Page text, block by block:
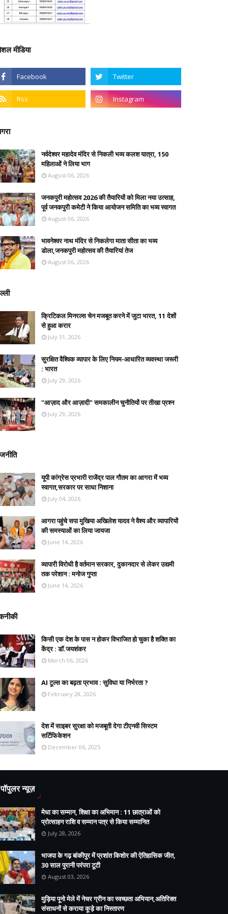
मीडिया
नर्वदेश्वर महादेव मंदिर से निकली भव्य कलश यात्रा, 150
महिलाओं ने लिया भाग
August 06, 2026
जनकपुरी महोत्सव 2026 की तैयारियों को मिला नया उत्साह,
पूर्व जनकपुरी कमेटी ने किया आयोजन समिति का भव्य स्वागत
August 06, 2026
भावनेश्वर नाथ मंदिर से निकलेगा माता सीता का भव्य
डोला,जनकपुरी महोत्सव की तैयारियां तेज
August 06, 2026
क्रिटिकल मिनरल्स चेन मजबूत करने में जुटा भारत, 11 देशों
से हुआ करार
July 31, 2026
सुरक्षित वैश्विक व्यापार के लिए नियम-आधारित व्यवस्था जरूरी
: भारत
July 29, 2026
"आज़ाद और आज़ादी" समकालीन चुनौतियों पर तीखा प्रश्न
July 29, 2026
यूपी कांग्रेस प्रभारी राजेंद्र पाल गौतम का आगरा में भव्य
स्वागत,सरकार पर साधा निशाना
July 04, 2026
आगरा पहुंचे सपा मुखिया अखिलेश यादव ने वैश्य और व्यापारियों
की समस्याओं का लिया जायजा
June 14, 2026
व्यापारी विरोधी है वर्तमान सरकार, दुकानदार से लेकर उद्यमी
तक परेशान : मनोज गुप्ता
June 14, 2026
किसी एक देश के पास न होकर विभाजित हो चुका है शक्ति का
केंद्र : डॉ.जयशंकर
March 06, 2026
AI टूल्स का बढ़ता प्रभाव : सुविधा या निर्भरता ?
February 28, 2026
देश में साइबर सुरक्षा को मजबूती देगा टीएनवी सिस्टम
सर्टिफिकेशन
December 06, 2025
पॉपुलर न्यूज़
मेधा का सम्मान, शिक्षा का अभिमान : 11 छात्राओं को
प्रोत्साहन राशि व सम्मान पत्र से किया सम्मानित
July 28, 2026
भाजपा के गढ़ बांकीपुर में प्रशांत किशोर की ऐतिहासिक जीत,
30 साल पुरानी परंपरा टूटी
August 03, 2026
मुड़िया पूनो मेले में नेचर ग्रीन का स्वच्छता अभियान,अतिरिक्त
संसाधनों से कराया कूड़े का निस्तारण